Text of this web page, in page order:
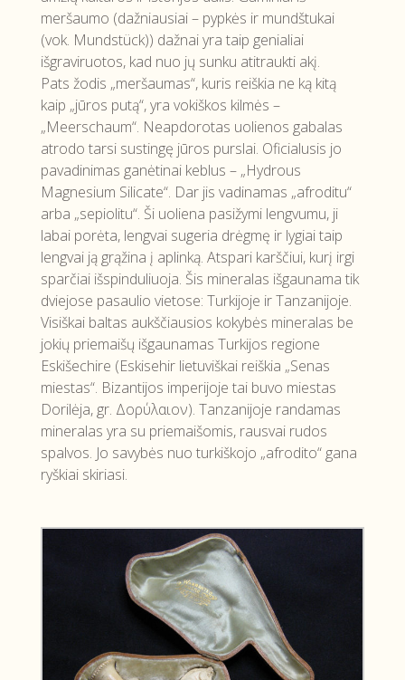
meršaumo (dažniausiai – pypkės ir mundštukai
(vok. Mundstück)) dažnai yra taip genialiai
išgraviruotos, kad nuo jų sunku atitraukti akį.
Pats žodis „meršaumas“, kuris reiškia ne ką kitą
kaip „jūros putą“, yra vokiškos kilmės –
„Meerschaum“. Neapdorotas uolienos gabalas
atrodo tarsi sustingę jūros purslai. Oficialusis jo
pavadinimas ganėtinai keblus – „Hydrous
Magnesium Silicate“. Dar jis vadinamas „afroditu“
arba „sepiolitu“. Ši uoliena pasižymi lengvumu, ji
labai porėta, lengvai sugeria drėgmę ir lygiai taip
lengvai ją grąžina į aplinką. Atspari karščiui, kurį irgi
sparčiai išspinduliuoja. Šis mineralas išgaunama tik
dviejose pasaulio vietose: Turkijoje ir Tanzanijoje.
Visiškai baltas aukščiausios kokybės mineralas be
jokių priemaišų išgaunamas Turkijos regione
Eskišechire (Eskisehir lietuviškai reiškia „Senas
miestas“. Bizantijos imperijoje tai buvo miestas
Dorilėja, gr. Δορύλαιον). Tanzanijoje randamas
mineralas yra su priemaišomis, rausvai rudos
spalvos. Jo savybės nuo turkiškojo „afrodito“ gana
ryškiai skiriasi.